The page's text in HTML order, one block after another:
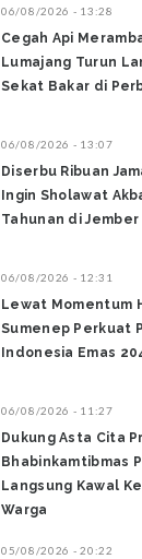
06/08/2026 - 13:28
‎Cegah Api
Lumajang Turun
Sekat Bakar di
06/08/2026 - 13:07
Diserbu Ribuan
Ingin Sholawat
Tahunan di Jember
06/08/2026 - 12:31
Lewat Momentum
Sumenep Perkuat
Indonesia Emas
06/08/2026 - 11:27
Dukung Asta Cita
Bhabinkamtibmas
Langsung Kawal
Warga
05/08/2026 - 20:22